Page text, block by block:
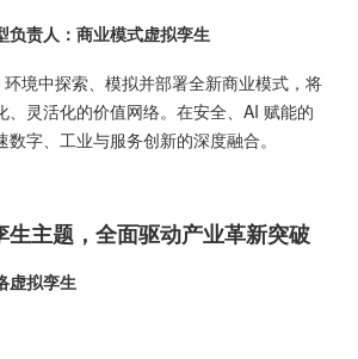
负责人：商业模式虚拟孪生
境中探索、模拟并部署全新商业模式，将
、灵活化的价值网络。在安全、AI 赋能的
字、工业与服务创新的深度融合。
生主题，全面驱动产业革新突破
虚拟孪生